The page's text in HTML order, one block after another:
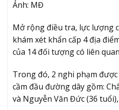
Ảnh: MĐ
Mở rộng điều tra, lực lượng
khám xét khẩn cấp 4 địa
của 14 đối tượng có liên
Trong đó, 2 nghi phạm
cầm đầu đường dây gồm:
và Nguyễn Văn Đức (36